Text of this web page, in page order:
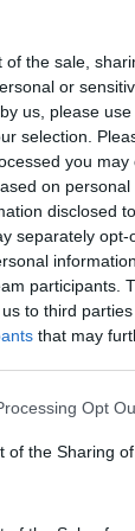
of the sale,
or
us, please
selection.
you may
on
disclosed
separately
participants.
to third
that may
website/app
or usage
to Google and
specified
Opt
of the Sharing
día,
de
playas del
la
y
que
naturaleza
para ser